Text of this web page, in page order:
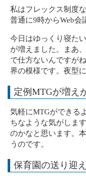
私はフレックス制度
普通に9時からWeb会
今日はゆっくり寝た
が増えました。まあ
で仕方ないんですが
界の模様です。夜型
定例MTGが増え
気軽にMTGができる
ちなような気がしま
のかなと思います。
うのです。
保育園の送り迎